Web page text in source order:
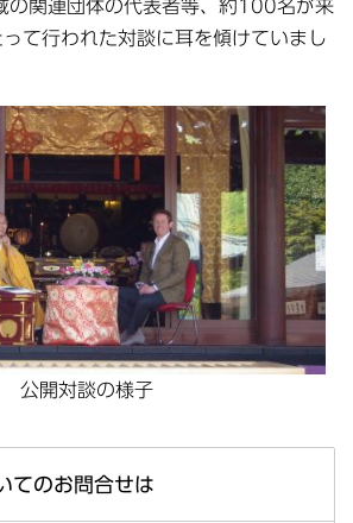
の関連団体の代表者等、約100名が来
て行われた対談に耳を傾けていまし
公開対談の様子
てのお問合せは